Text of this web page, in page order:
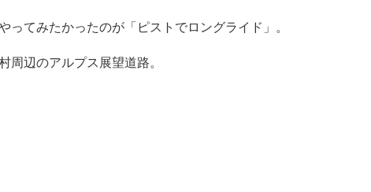
ってみたかったのが「ピストでロングライド」。
周辺のアルプス展望道路。